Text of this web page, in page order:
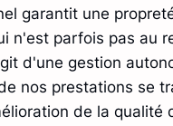
garantit une
n'est parfois pas au
d'une gestion
nos prestations se
de la qualité